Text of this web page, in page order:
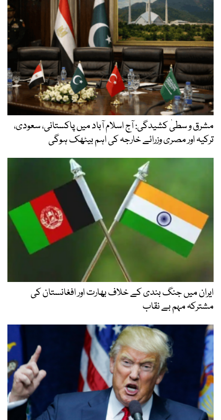
مشرق و سطیٰ کشیدگی: آج اسلام آباد میں پاکستانی، سعودی،
ترکیہ اور مصری وزرائے خارجہ کی اہم بیٹھک ہوگی
ایران میں جنگ بندی کے خلاف بھارت اور افغانستان کی
مشترکہ مہم بے نقاب